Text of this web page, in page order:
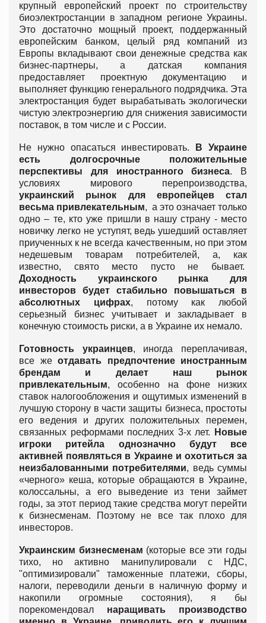
крупный европейский проект по строительству
биоэлектростанции в западном регионе Украины.
Это достаточно мощный проект, поддержанный
европейским банком, целый ряд компаний из
Европы вкладывают свои денежные средства как
бизнес-партнеры, а датская компания
предоставляет проектную документацию и
выполняет функцию генерального подрядчика. Эта
электростанция будет вырабатывать экологически
чистую электроэнергию для снижения зависимости
поставок, в том числе и с России.
Не нужно опасаться инвестировать.
В Украине
есть долгосрочные положительные
перспективы для иностранного бизнеса. В
условиях мирового перепроизводства,
украинский рынок для европейцев стал
весьма привлекательным, а это означает только
одно – те, кто уже пришли в нашу страну - место
новичку легко не уступят, ведь ушедший оставляет
приученных к не всегда качественным, но при этом
недешевым товарам потребителей, а, как
известно, свято место пусто не бывает.
Доходность украинского рынка для
инвесторов будет стабильно повышаться в
абсолютных цифрах, потому как любой
серьезный бизнес учитывает и закладывает в
конечную стоимость риски, а в Украине их немало.
Готовность украинцев, иногда переплачивая,
все же отдавать предпочтение иностранным
брендам и делает наш рынок
привлекательным, особенно на фоне низких
ставок налогообложения и ощутимых изменений в
лучшую сторону в части защиты бизнеса, простоты
его ведения и других положительных перемен,
связанных реформами последних 3-х лет.
Новые
игроки ритейла однозначно будут все
активней появляться в Украине и охотиться за
неизбалованными потребителями, ведь суммы
«черного» кеша, которые обращаются в Украине,
колоссальны, а его выведение из тени займет
годы, за этот период такие средства могут перейти
к бизнесменам. Поэтому не все так плохо для
инвесторов.
Украинским бизнесменам (которые все эти годы
тихо, но активно манипулировали с НДС,
"оптимизировали" таможенные платежи, сборы,
налоги, переводили деньги в наличную форму и
накопили огромные состояния), я бы
порекомендовал наращивать производство